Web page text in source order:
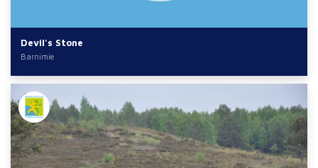
Devil's Stone
Barnimie